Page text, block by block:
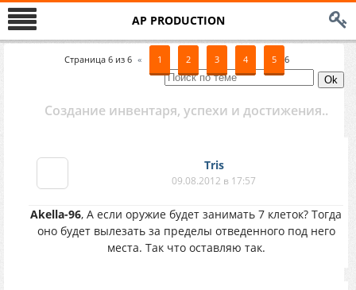
AP PRODUCTION
Страница 6 из 6 « 1 2 3 4 5 6
Создание инвентаря, успехи и достижения..
Tris
09.08.2012 в 17:57
Akella-96, А если оружие будет занимать 7 клеток? Тогда
оно будет вылезать за пределы отведенного под него
места. Так что оставляю так.